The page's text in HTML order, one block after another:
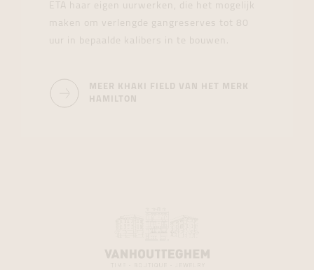
ETA haar eigen uurwerken, die het mogelijk
maken om verlengde gangreserves tot 80
uur in bepaalde kalibers in te bouwen.
MEER KHAKI FIELD VAN HET MERK
HAMILTON